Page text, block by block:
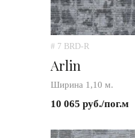
# 7 BRD-R
Arlin
Ширина 1,10 м.
10 065 руб./пог.м